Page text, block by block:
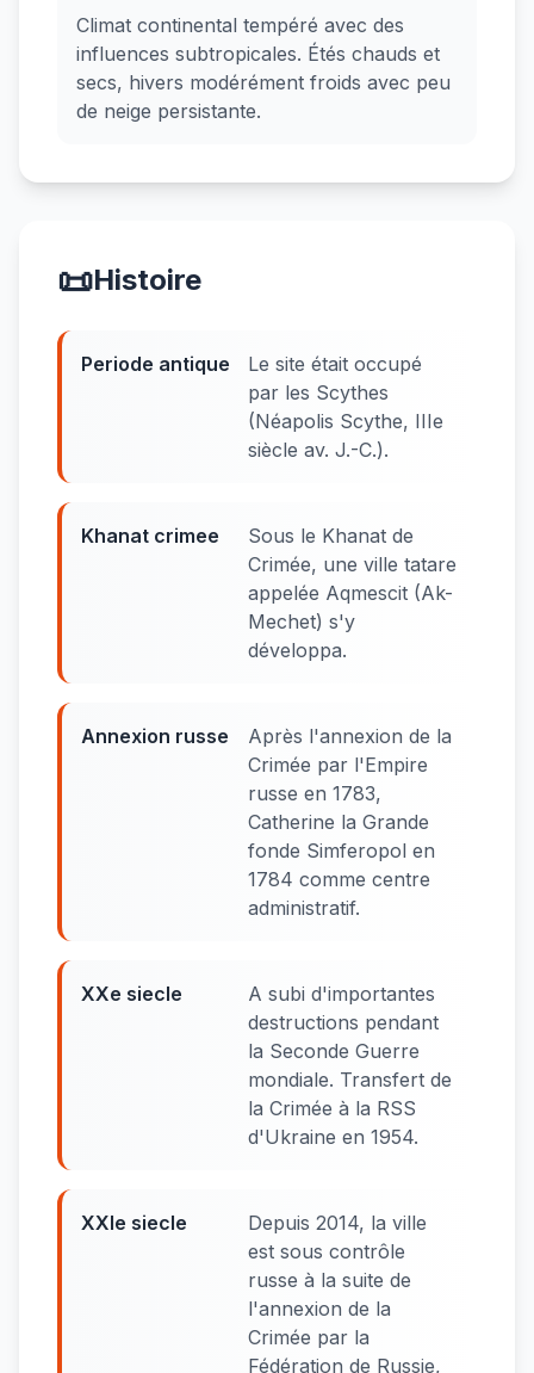
Climat continental tempéré avec des
influences subtropicales. Étés chauds et
secs, hivers modérément froids avec peu
de neige persistante.
📜Histoire
Periode antique
Le site était occupé
par les Scythes
(Néapolis Scythe, IIIe
siècle av. J.-C.).
Khanat crimee
Sous le Khanat de
Crimée, une ville tatare
appelée Aqmescit (Ak-
Mechet) s'y
développa.
Annexion russe
Après l'annexion de la
Crimée par l'Empire
russe en 1783,
Catherine la Grande
fonde Simferopol en
1784 comme centre
administratif.
XXe siecle
A subi d'importantes
destructions pendant
la Seconde Guerre
mondiale. Transfert de
la Crimée à la RSS
d'Ukraine en 1954.
XXIe siecle
Depuis 2014, la ville
est sous contrôle
russe à la suite de
l'annexion de la
Crimée par la
Fédération de Russie,